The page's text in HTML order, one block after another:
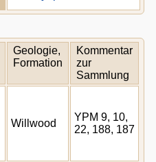
Geologie,
Formation
Kommentar
zur
Sammlung
Willwood
YPM 9, 10,
22, 188, 187